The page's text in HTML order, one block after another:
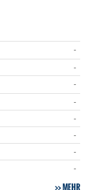
-
-
-
-
-
-
-
-
MEHR